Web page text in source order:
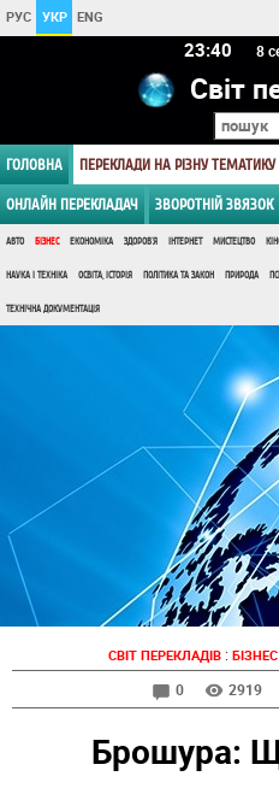
РУС УКР ENG
23 40 8
Світ
ГОЛОВНА ПЕРЕКЛАДИ НА РІЗНУ ТЕМАТИКУ
ОНЛАЙН ПЕРЕКЛАДАЧ ЗВОРОТНІЙ ЗВЯЗОК
АВТО БІЗНЕС ЕКОНОМІКА ЗДОРОВ'Я ІНТЕРНЕТ МИСТЕЦТВО
НАУКА І ТЕХНІКА ОСВІТА, ІСТОРІЯ ПОЛІТИКА ТА ЗАКОН ПРИРОДА
ТЕХНІЧНА ДОКУМЕНТАЦІЯ
СВІТ ПЕРЕКЛАДІВ: БІЗНЕС
0
2919
Брошура: